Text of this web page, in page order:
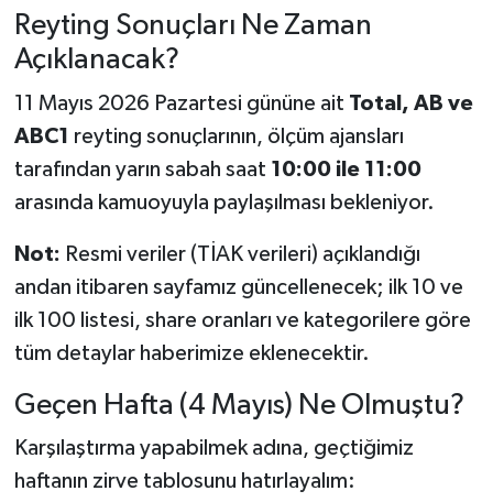
Reyting Sonuçları Ne Zaman
Açıklanacak?
11 Mayıs 2026 Pazartesi gününe ait Total, AB ve
ABC1 reyting sonuçlarının, ölçüm ajansları
tarafından yarın sabah saat 10:00 ile 11:00
arasında kamuoyuyla paylaşılması bekleniyor.
Not: Resmi veriler (TİAK verileri) açıklandığı
andan itibaren sayfamız güncellenecek; ilk 10 ve
ilk 100 listesi, share oranları ve kategorilere göre
tüm detaylar haberimize eklenecektir.
Geçen Hafta (4 Mayıs) Ne Olmuştu?
Karşılaştırma yapabilmek adına, geçtiğimiz
haftanın zirve tablosunu hatırlayalım: